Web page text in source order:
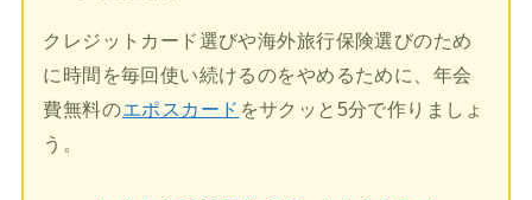
クレジットカード選びや海外旅行保険選びのため
に時間を毎回使い続けるのをやめるために、年会
費無料のエポスカード をサクッと5分で作りましょ
う。